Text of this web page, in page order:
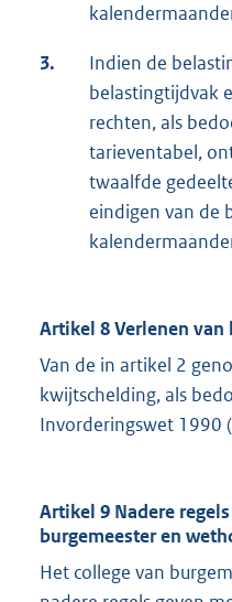
3.
Indien de
belastingtijdvak
rechten, als
tarieventabel,
twaalfde
eindigen van de
Artikel 8 Verlenen
Van de in artikel 2
kwijtschelding, als
Invorderingswet 1990
Artikel 9 Nadere
burgemeester en
Het college van